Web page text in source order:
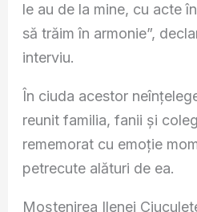
le au de la mine, cu acte
să trăim în armonie”,
interviu.
În ciuda acestor
reunit familia, fanii și
rememorat cu emoție
petrecute alături de ea.
Moștenirea Ilenei